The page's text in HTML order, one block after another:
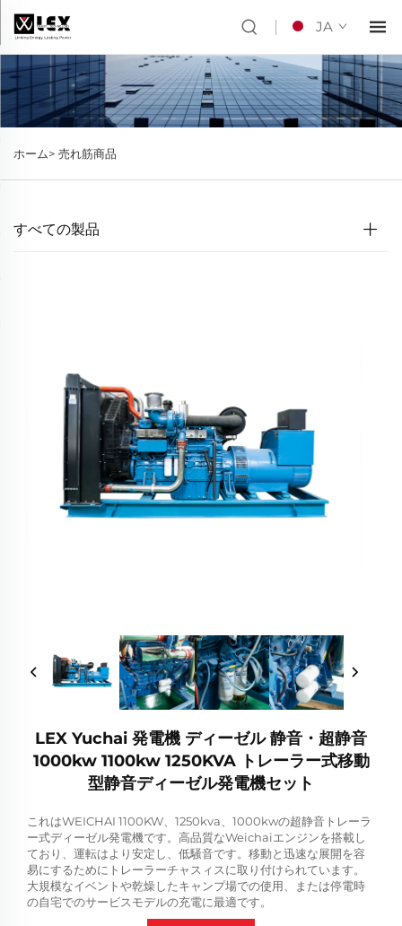
JA
ホーム> 売れ筋商品
すべての製品
LEX Yuchai 発電機 ディーゼル 静音・超静音
1000kw 1100kw 1250KVA トレーラー式移動
型静音ディーゼル発電機セット
これはWEICHAI 1100KW、1250kva、1000kwの超静音トレーラ
ー式ディーゼル発電機です。高品質なWeichaiエンジンを搭載し
ており、運転はより安定し、低騒音です。移動と迅速な展開を容
易にするためにトレーラーチャスィスに取り付けられています。
大規模なイベントや乾燥したキャンプ場での使用、または停電時
の自宅でのサービスモデルの充電に最適です。